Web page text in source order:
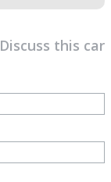
Discuss this car